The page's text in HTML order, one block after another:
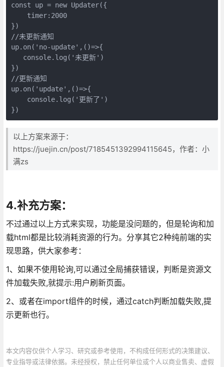
const up = new Updater({
    timer:2000
})
//未更新通知
up.on('no-update',()=>{
   console.log('未更新')
})
//更新通知
up.on('update',()=>{
    console.log('更新了')
})
以上方案来源于：
https://juejin.cn/post/7185451392994115645，作者：小
满zs
4.补充方案：
不过通过以上方式来实现，功能是没问题的，但是轮询和加
载html都是比较消耗资源的行为。分享其它2种纯前端的实
现思路，供大家参考：
1、如果不使用轮询,可以通过全局捕获错误，判断是资源文
件加载失败,就提示:用户刷新页面。
2、或者在import组件的时候，通过catch判断加载失败,提
示更新也行。
本文内容仅供个人学习、研究或参考使用，不构成任何形式的决策建议、
专业指导或法律依据。未经授权，禁止任何单位或个人以商业售卖、虚假